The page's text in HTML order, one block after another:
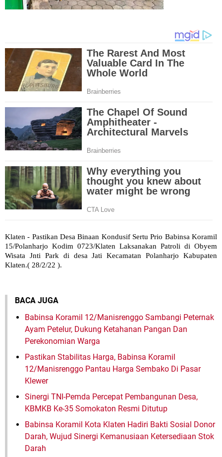
Klaten - Pastikan Desa Binaan Kondusif Sertu Prio Babinsa Koramil
15/Polanharjo Kodim 0723/Klaten Laksanakan Patroli di Obyem
Wisata Jnti Park di desa Jati Kecamatan Polanharjo Kabupaten
Klaten.( 28/2/22 ).
BACA JUGA
Babinsa Koramil 12/Manisrenggo Sambangi Peternak
Ayam Petelur, Dukung Ketahanan Pangan Dan
Perekonomian Warga
Pastikan Stabilitas Harga, Babinsa Koramil
12/Manisrenggo Pantau Harga Sembako Di Pasar
Klewer
Sinergi TNI-Pemda Percepat Pembangunan Desa,
KBMKB Ke-35 Somokaton Resmi Ditutup
Babinsa Koramil Kota Klaten Hadiri Bakti Sosial Donor
Darah, Wujud Sinergi Kemanusiaan Ketersediaan Stok
Darah